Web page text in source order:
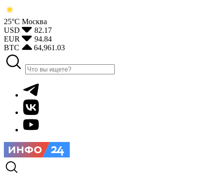
25°С Москва
USD
82.17
EUR
94.84
BTC
64,961.03